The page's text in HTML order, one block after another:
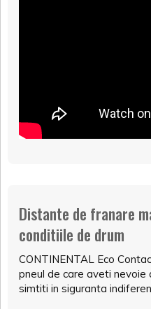
Distante de franare
conditiile de drum
CONTINENTAL Eco
pneul de care aveti nevoie
simtiti in siguranta